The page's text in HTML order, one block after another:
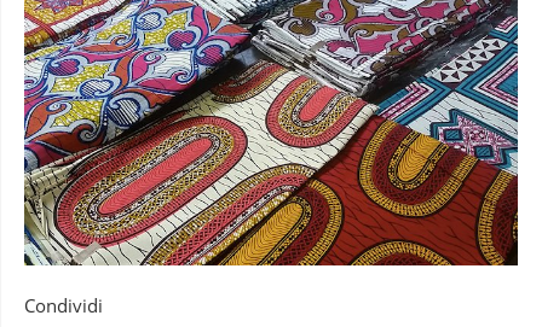
Condividi